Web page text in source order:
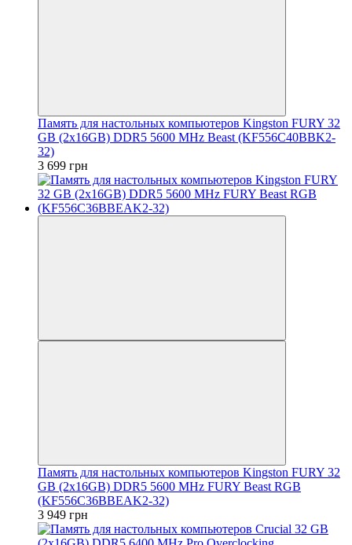
Память для настольных компьютеров Kingston FURY 32
GB (2x16GB) DDR5 5600 MHz Beast (KF556C40BBK2-
32)
3 699 грн
Память для настольных компьютеров Kingston FURY 32
GB (2x16GB) DDR5 5600 MHz FURY Beast RGB
(KF556C36BBEAK2-32)
3 949 грн